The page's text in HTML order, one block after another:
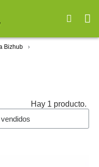
Bizhub
Hay 1 producto.